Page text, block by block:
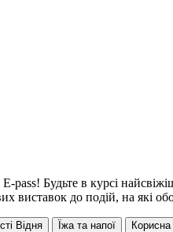
pass! Будьте в курсі
виставок до подій, на які
Відня Їжа та напої